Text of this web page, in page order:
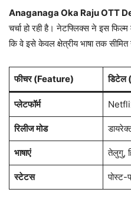
Anaganaga Oka Raju OTT
चर्चा हो रही है। नेटफ्लिक्स ने इस
कि वे इसे केवल क्षेत्रीय भाषा तक
फीचर (Feature) डिटेल
प्लेटफॉर्म
रिलीज मोड
भाषाएं तेलुगु,
स्टेटस पोस्ट-